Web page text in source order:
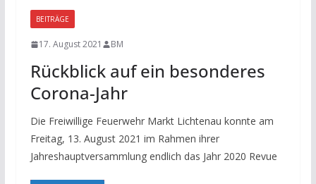
BEITRÄGE
17. August 2021 BM
Rückblick auf ein besonderes
Corona-Jahr
Die Freiwillige Feuerwehr Markt Lichtenau konnte am
Freitag, 13. August 2021 im Rahmen ihrer
Jahreshauptversammlung endlich das Jahr 2020 Revue